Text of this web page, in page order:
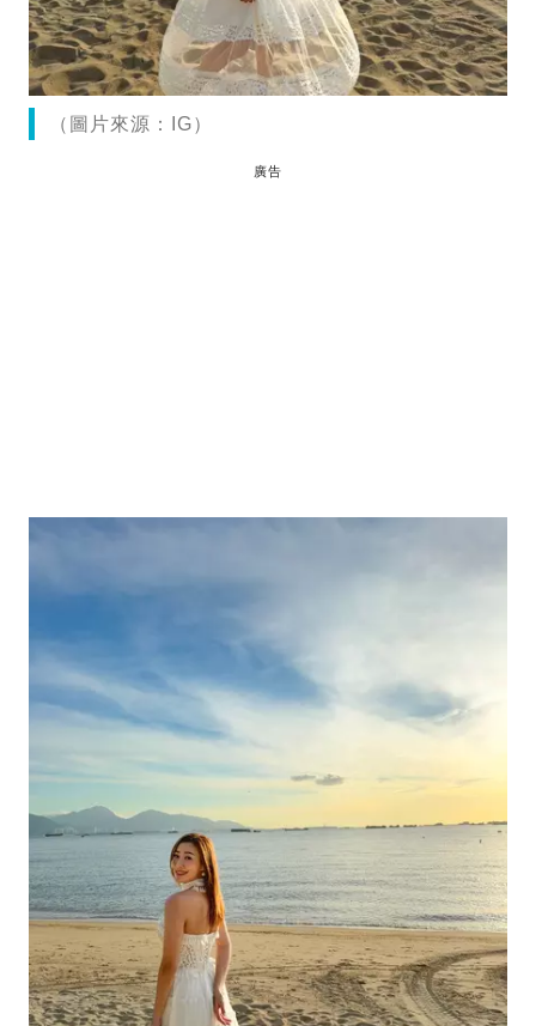
（圖片來源：IG）
廣告